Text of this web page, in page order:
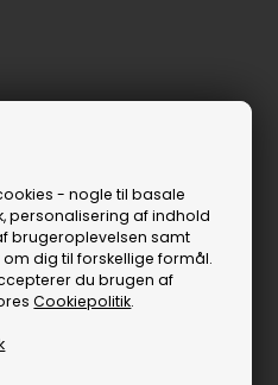
- nogle til basale
personalisering af indhold
brugeroplevelsen samt
dig til forskellige formål.
du brugen af
Cookiepolitik.